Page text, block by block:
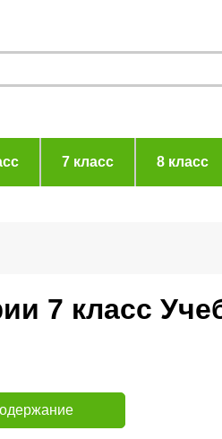
7 класс 8 класс
7 класс